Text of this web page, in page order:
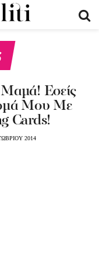
Εσείς
Μου Με
Cards!
2014